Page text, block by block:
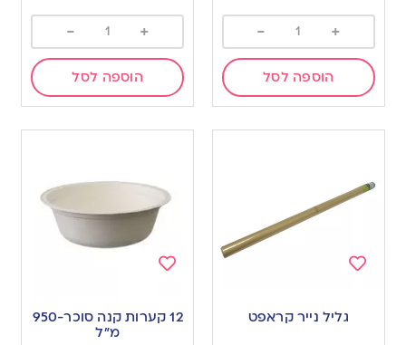
+
-
הוספה לסל
+
-
הוספה לסל
גליל נייר קראפט
to
wishlist
12 קערות קנה סוכר-950
מ”ל